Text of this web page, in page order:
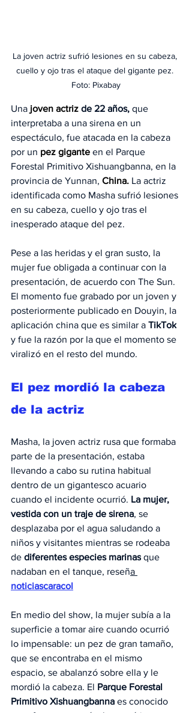
La joven actriz sufrió lesiones en su cabeza,
cuello y ojo tras el ataque del gigante pez.
Foto: Pixabay
Una joven actriz de 22 años, que
interpretaba a una sirena en un
espectáculo, fue atacada en la cabeza
por un pez gigante en el Parque
Forestal Primitivo Xishuangbanna, en la
provincia de Yunnan, China. La actriz
identificada como Masha sufrió lesiones
en su cabeza, cuello y ojo tras el
inesperado ataque del pez.
Pese a las heridas y el gran susto, la
mujer fue obligada a continuar con la
presentación, de acuerdo con The Sun.
El momento fue grabado por un joven y
posteriormente publicado en Douyin, la
aplicación china que es similar a TikTok
y fue la razón por la que el momento se
viralizó en el resto del mundo.
El pez mordió la cabeza
de la actriz
Masha, la joven actriz rusa que formaba
parte de la presentación, estaba
llevando a cabo su rutina habitual
dentro de un gigantesco acuario
cuando el incidente ocurrió. La mujer,
vestida con un traje de sirena, se
desplazaba por el agua saludando a
niños y visitantes mientras se rodeaba
de diferentes especies marinas que
nadaban en el tanque, reseña
noticiascaracol
En medio del show, la mujer subía a la
superficie a tomar aire cuando ocurrió
lo impensable: un pez de gran tamaño,
que se encontraba en el mismo
espacio, se abalanzó sobre ella y le
mordió la cabeza. El Parque Forestal
Primitivo Xishuangbanna es conocido